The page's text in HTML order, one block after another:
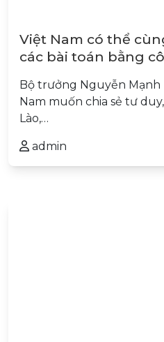
Việt Nam có thể
các bài toán bằng
Bộ trưởng Nguyễn Mạnh
Nam muốn chia sẻ tư
Lào,…
admin